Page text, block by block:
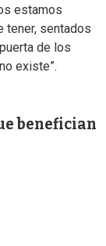
estamos
tener, sentados
de los
existe”.
benefician